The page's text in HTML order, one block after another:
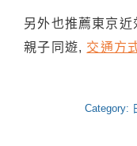
另外也推薦東京
親子同遊, 交通方
Category: